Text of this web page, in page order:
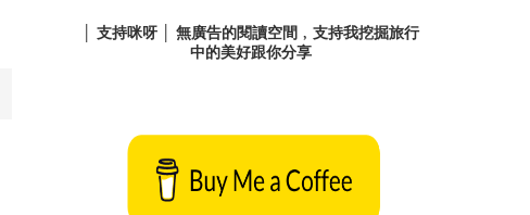
│ 支持咪呀 │ 無廣告的閱讀空間﹐支持我挖掘旅行
中的美好跟你分享